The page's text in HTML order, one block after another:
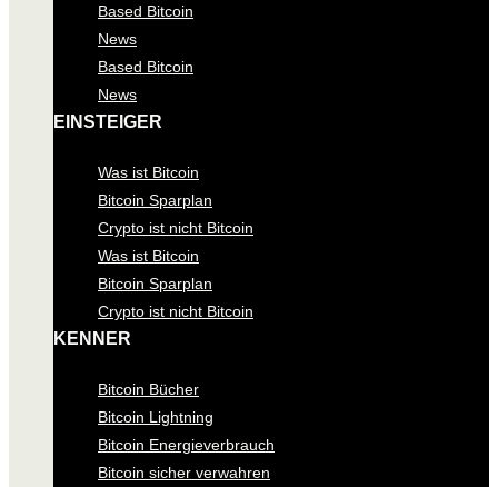
Based Bitcoin
News
Based Bitcoin
News
EINSTEIGER
Was ist Bitcoin
Bitcoin Sparplan
Crypto ist nicht Bitcoin
Was ist Bitcoin
Bitcoin Sparplan
Crypto ist nicht Bitcoin
KENNER
Bitcoin Bücher
Bitcoin Lightning
Bitcoin Energieverbrauch
Bitcoin sicher verwahren